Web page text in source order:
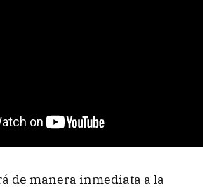
de manera inmediata a la